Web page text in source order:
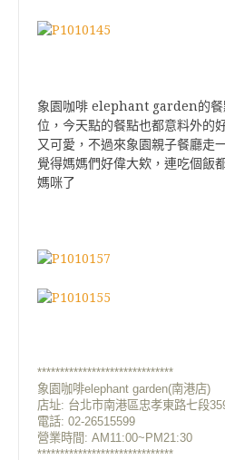
象園咖啡 elephant garden的
位，今天點的餐點也都意料外的
又可愛，不過來象園親子餐廳走
覺得媽媽們好偉大欸，連吃個飯
媽咪了
******************************
象園咖啡elephant garden(南港店)
店址: 台北市南港區忠孝東路七段
電話: 02-26515599
營業時間: AM11:00~PM21:30
******************************